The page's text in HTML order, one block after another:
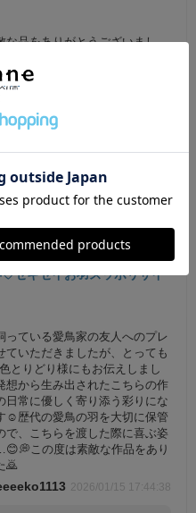
な品をありがとうございまし
またご縁がありましたら、よ
ます！
okeko6
す♡ またご縁があることを
宜しくお願い致します❣️
セキセイお羽スッポリサイ
っている愛鳥家の友人へのプレ
ていただきましたが、とっても
とりどり様にもお伝えしまし
想から生み出されたこちらの作
日常に優しく寄り添う彩りにな
☺️歴代の愛鳥の羽を大切に保管
で、こちらを渡した際に喜ぶ姿
この度は素敵な作品をあり
🙇
2026/01/15 17:44:38